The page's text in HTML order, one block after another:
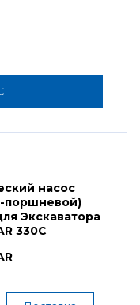
насос
поршневой)
Экскаватора
330C